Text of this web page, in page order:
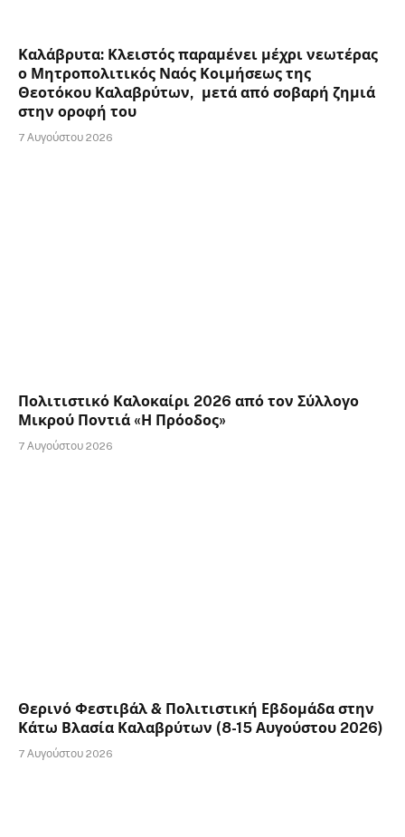
Καλάβρυτα: Κλειστός παραμένει μέχρι νεωτέρας
ο Μητροπολιτικός Ναός Κοιμήσεως της
Θεοτόκου Καλαβρύτων, μετά από σοβαρή ζημιά
στην οροφή του
7 Αυγούστου 2026
Πολιτιστικό Καλοκαίρι 2026 από τον Σύλλογο
Μικρού Ποντιά «Η Πρόοδος»
7 Αυγούστου 2026
Θερινό Φεστιβάλ & Πολιτιστική Εβδομάδα στην
Κάτω Βλασία Καλαβρύτων (8-15 Αυγούστου 2026)
7 Αυγούστου 2026